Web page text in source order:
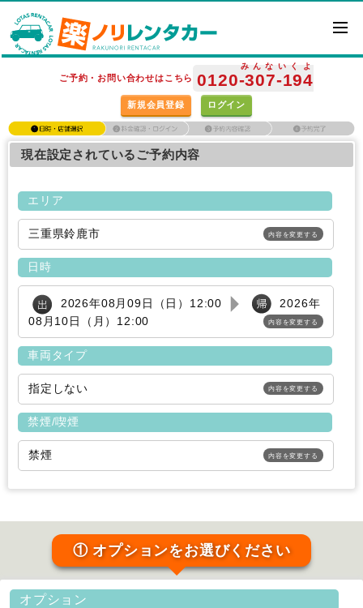
ご予約・お問い合わせはこちら 0120-307
みんな
-194
いくよ
新規会員登録 ログイン
現在設定されているご予約内容
エリア
三重県鈴鹿市 内容を変更する
日時
2026年08月09日（日）12:00
2026年
08月10日（月）12:00
内容を変更する
車両タイプ
指定しない 内容を変更する
禁煙/喫煙
禁煙 内容を変更する
① オプションをお選びください
オプション